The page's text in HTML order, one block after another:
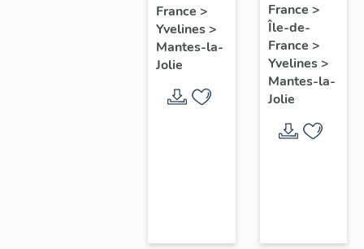
France >
Yvelines>
Mantes-la-
Jolie
de
chœur
France >
Île-de-
France >
Yvelines>
Mantes-la-
Jolie